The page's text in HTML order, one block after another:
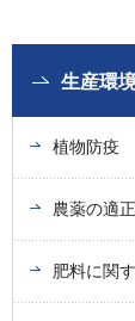
生産環
植物防疫
農薬の適
肥料に関